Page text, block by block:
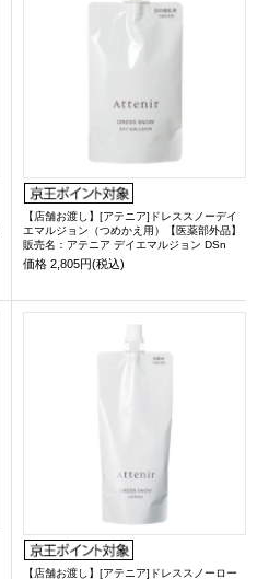
【店舗お渡し】[アテニア]ドレススノーデイ
エマルジョン（つめかえ用）【医薬部外品】
販売名：アテニア デイエマルジョン DSn
価格 2,805円(税込)
【店舗お渡し】[アテニア]ドレススノーロー